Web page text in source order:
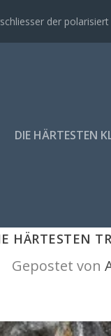
der polarisiert
DIE HÄRTESTEN
HÄRTESTEN
Gepostet von